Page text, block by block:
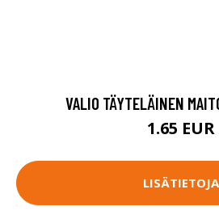
VALIO TÄYTELÄINEN
1.65 EUR
LISÄTIETOJA